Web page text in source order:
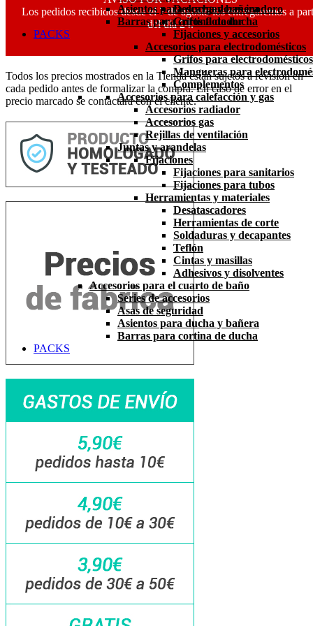
Descargadores inodoro
Grifos flotador
Fijaciones y accesorios
Accesorios para electrodomésticos
Grifos para electrodomésticos
Mangueras para
Complementos
Accesorios para calefacción y gas
Accesorios radiador
Accesorios gas
Rejillas de ventilación
Juntas y arandelas
Fijaciones
Fijaciones para sanitarios
Fijaciones para tubos
Herramientas y materiales
Desatascadores
Herramientas de corte
Soldaduras y decapantes
Teflón
Cintas y masillas
Adhesivos y disolventes
Accesorios para el cuarto de baño
Series de accesorios
Asas de seguridad
Asientos para ducha y bañera
Barras para cortina de ducha
PACKS
Asientos para ducha y bañera
Barras para cortina de ducha
PACKS
Los pedidos recibidos desde el 7 de agosto los entregaremos a
del día 24.
Todos los precios mostrados en la Tienda están sujetos a revisión en
cada pedido antes de formalizar la compra. En caso de error en el
precio marcado se contactará con el cliente.